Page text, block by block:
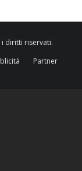
diritti riservati.
Partner